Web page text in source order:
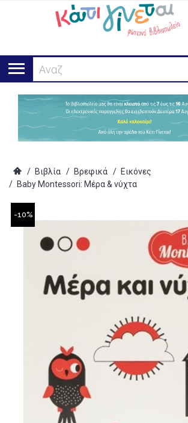
Αναζήτηση
/ Βιβλία / Βρεφικά / Εικόνες
/ Baby Montessori: Μέρα & νύχτα
-10%